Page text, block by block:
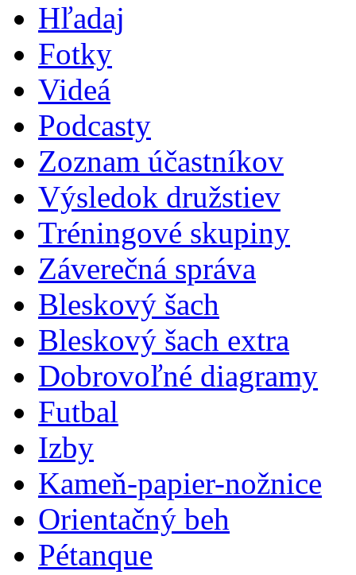
Hľadaj
Fotky
Videá
Podcasty
Zoznam účastníkov
Výsledok družstiev
Tréningové skupiny
Záverečná správa
Bleskový šach
Bleskový šach extra
Dobrovoľné diagramy
Futbal
Izby
Kameň-papier-nožnice
Orientačný beh
Pétanque